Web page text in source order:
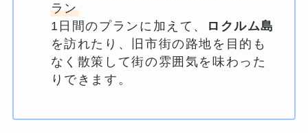
ラン
1日間のプランに加えて、
ロクルム島
を訪れたり、旧市街の路地を目的も
なく散策して街の雰囲気を味わった
りできます。